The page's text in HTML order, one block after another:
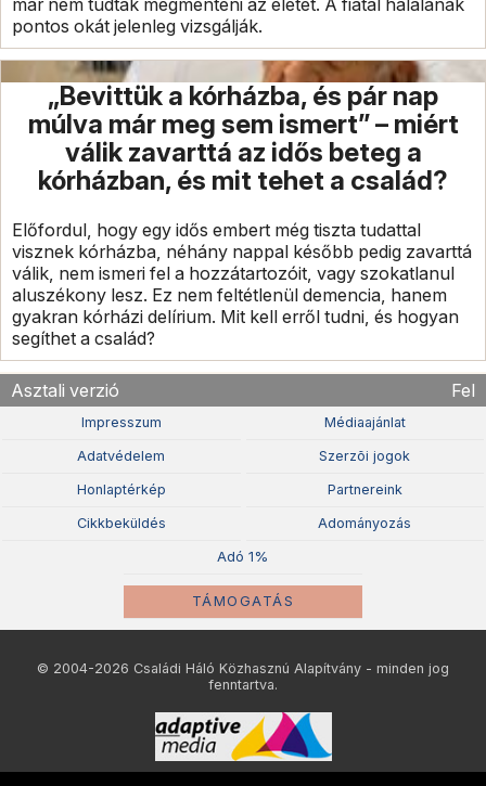
már nem tudták megmenteni az életét. A fiatal halálának
pontos okát jelenleg vizsgálják.
„Bevittük a kórházba, és pár nap
múlva már meg sem ismert” – miért
válik zavarttá az idős beteg a
kórházban, és mit tehet a család?
Előfordul, hogy egy idős embert még tiszta tudattal
visznek kórházba, néhány nappal később pedig zavarttá
válik, nem ismeri fel a hozzátartozóit, vagy szokatlanul
aluszékony lesz. Ez nem feltétlenül demencia, hanem
gyakran kórházi delírium. Mit kell erről tudni, és hogyan
segíthet a család?
Asztali verzió Fel
Impresszum Médiaajánlat
Adatvédelem Szerzõi jogok
Honlaptérkép Partnereink
Cikkbeküldés Adományozás
Adó 1%
TÁMOGATÁS
© 2004-2026 Családi Háló Közhasznú Alapítvány - minden jog
fenntartva.